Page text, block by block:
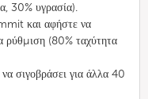
30% υγρασία).
και αφήστε να
ρύθμιση (80% ταχύτητα
σιγοβράσει για άλλα 40